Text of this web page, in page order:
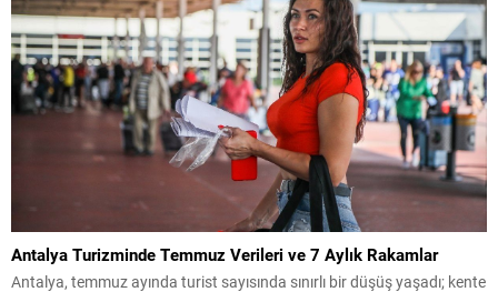
Antalya Turizminde Temmuz Verileri ve 7 Aylık Rakamlar
Antalya, temmuz ayında turist sayısında sınırlı bir düşüş yaşadı; kente